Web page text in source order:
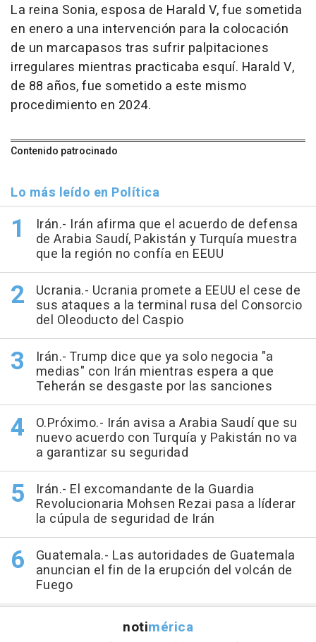
La reina Sonia, esposa de Harald V, fue sometida
en enero a una intervención para la colocación
de un marcapasos tras sufrir palpitaciones
irregulares mientras practicaba esquí. Harald V,
de 88 años, fue sometido a este mismo
procedimiento en 2024.
Contenido patrocinado
Lo más leído en Política
Irán.- Irán afirma que el acuerdo de defensa
de Arabia Saudí, Pakistán y Turquía muestra
que la región no confía en EEUU
Ucrania.- Ucrania promete a EEUU el cese de
sus ataques a la terminal rusa del Consorcio
del Oleoducto del Caspio
Irán.- Trump dice que ya solo negocia "a
medias" con Irán mientras espera a que
Teherán se desgaste por las sanciones
O.Próximo.- Irán avisa a Arabia Saudí que su
nuevo acuerdo con Turquía y Pakistán no va
a garantizar su seguridad
Irán.- El excomandante de la Guardia
Revolucionaria Mohsen Rezai pasa a líderar
la cúpula de seguridad de Irán
Guatemala.- Las autoridades de Guatemala
anuncian el fin de la erupción del volcán de
Fuego
notimérica